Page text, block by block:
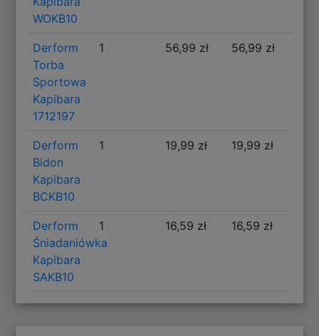
WOKB10
Derform
Torba
Sportowa
Kapibara
1712197
1 56,99 zł 56,99 zł
Derform
Bidon
Kapibara
BCKB10
1 19,99 zł 19,99 zł
Derform
Śniadaniówka
Kapibara
SAKB10
1 16,59 zł 16,59 zł